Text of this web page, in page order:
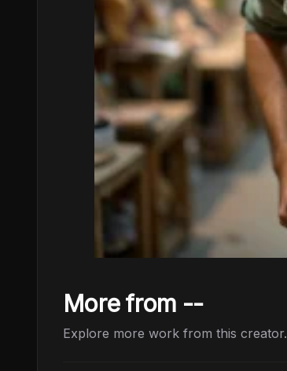
More from --
Explore more work from this creator.